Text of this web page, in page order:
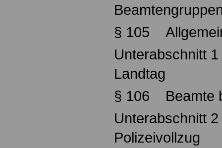
§ 105
Unterabschnitt 1
Landtag
§ 106 Beamte
Unterabschnitt 2
Polizeivollzug